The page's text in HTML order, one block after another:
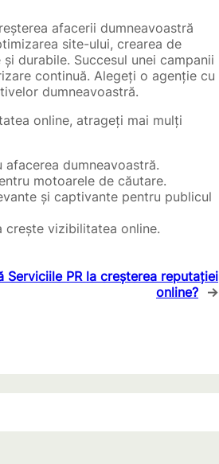
afacerii dumneavoastră
site-ului, crearea de
durabile. Succesul unei campanii
continuă. Alegeți o agenție cu
dumneavoastră.
online, atrageți mai mulți
dumneavoastră.
motoarele de căutare.
și captivante pentru publicul
crește vizibilitatea online.
Serviciile PR la creșterea reputației
online? →